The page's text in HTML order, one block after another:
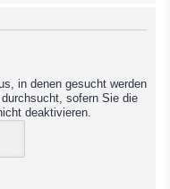
in denen gesucht werden
sofern Sie die
deaktivieren.